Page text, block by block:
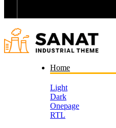
Home
Light
Dark
Onepage
RTL